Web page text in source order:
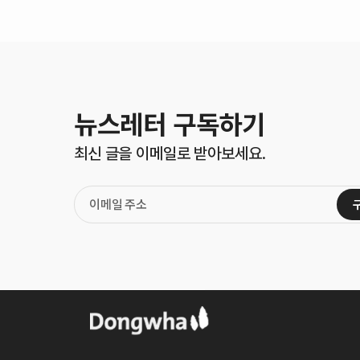
뉴스레터 구독하기
최신 글을 이메일로 받아보세요.